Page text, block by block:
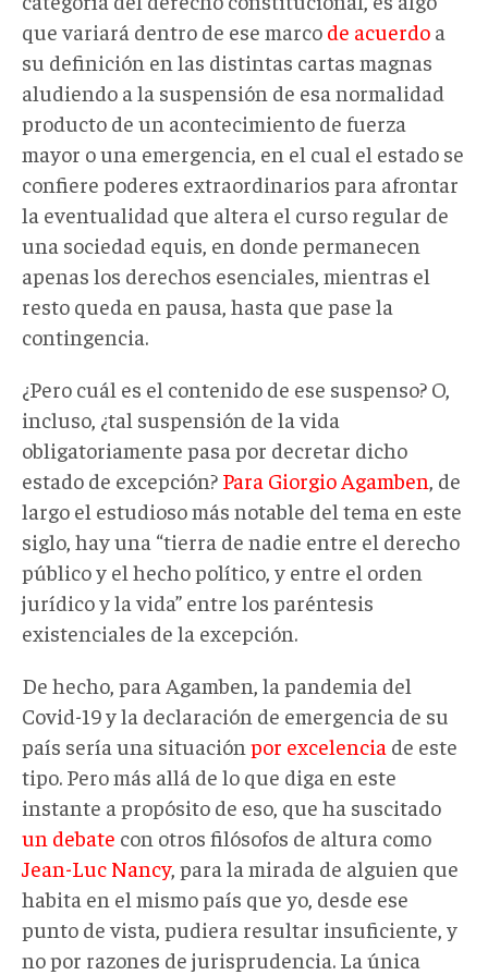
que variará dentro de ese marco de acuerdo a
su definición en las distintas cartas magnas
aludiendo a la suspensión de esa normalidad
producto de un acontecimiento de fuerza
mayor o una emergencia, en el cual el estado se
confiere poderes extraordinarios para afrontar
la eventualidad que altera el curso regular de
una sociedad equis, en donde permanecen
apenas los derechos esenciales, mientras el
resto queda en pausa, hasta que pase la
contingencia.
¿Pero cuál es el contenido de ese suspenso? O,
incluso, ¿tal suspensión de la vida
obligatoriamente pasa por decretar dicho
estado de excepción? Para Giorgio Agamben, de
largo el estudioso más notable del tema en este
siglo, hay una “tierra de nadie entre el derecho
público y el hecho político, y entre el orden
jurídico y la vida” entre los paréntesis
existenciales de la excepción.
De hecho, para Agamben, la pandemia del
Covid-19 y la declaración de emergencia de su
país sería una situación por excelencia de este
tipo. Pero más allá de lo que diga en este
instante a propósito de eso, que ha suscitado
un debate con otros filósofos de altura como
Jean-Luc Nancy, para la mirada de alguien que
habita en el mismo país que yo, desde ese
punto de vista, pudiera resultar insuficiente, y
no por razones de jurisprudencia. La única